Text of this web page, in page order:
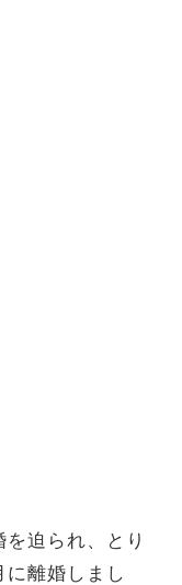
迫られ、とり
離婚しまし